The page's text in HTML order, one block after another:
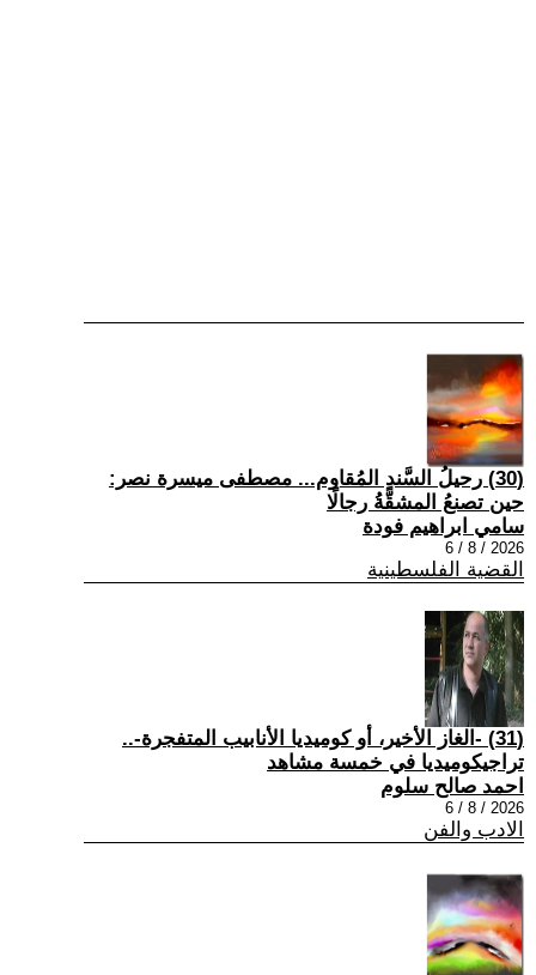
(30) رحيلُ السَّندِ المُقاوم... مصطفى ميسرة نصر:
حين تصنعُ المشقَّةُ رجالًا
سامي ابراهيم فودة
2026 / 8 / 6
القضية الفلسطينية
(31) -الغاز الأخير، أو كوميديا الأنابيب المتفجرة-..
تراجيكوميديا في خمسة مشاهد
احمد صالح سلوم
2026 / 8 / 6
الادب والفن